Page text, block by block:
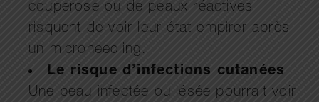
couperose ou de peaux réactives
risquent de voir leur état empirer après
un microneedling.
Le risque d’infections cutanées
Une peau infectée ou lésée pourrait voir